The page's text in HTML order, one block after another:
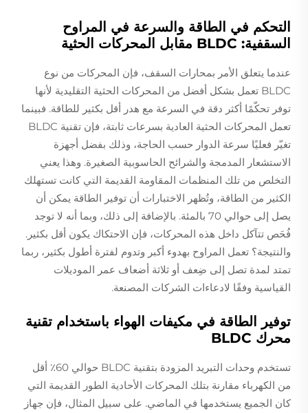
التحكم في الطاقة والسرعة في المراوح
السقفية: BLDC مقابل المحركات الحثية
عندما يتعلق الأمر بمحارات السقف، فإن المحركات من نوع
BLDC تعمل بشكل أفضل من المحركات الحثية التقليدية لأنها
توفر تحكّمًا أكثر دقة في السرعة مع هدر أقل بكثير للطاقة. فبينما
تعمل المحركات الحثية العادية بسرعات ثابتة، فإن تقنية BLDC
تغيّر فعليًا سرعة الدوار حسب الحاجة، وذلك بفضل أجهزة
الاستشعار المدمجة والشرائح الحاسوبية الصغيرة. وهذا يعني
التخلص من تلك المنظمات المقاومة القديمة التي كانت تستهلك
الكثير من الطاقة، وتُظهر الاختبارات أن توفير الطاقة يمكن أن
يصل إلى حوالي 70 بالمئة. بالإضافة إلى ذلك، وبما أنه لا توجد
فُحَص تتآكل داخل هذه المحركات، فإن الاحتكاك يكون أقل بكثير.
والنتيجة؟ تعمل المراوح بهدوء أكبر وتدوم لفترة أطول بكثير، ربما
تمتد لمدة تصل إلى ضِعف أو ثلاثة أضعاف عمر الموديلات
القياسية وفقًا لادعاءات الشركات المصنعة.
توفير الطاقة في مكيفات الهواء باستخدام تقنية
محرك BLDC
تستخدم وحدات التبريد المزودة بتقنية BLDC حوالي 60٪ أقل
من الكهرباء مقارنة بتلك المحركات الأحادية الطور القديمة التي
كان الجميع يستخدمها في الماضي. على سبيل المثال، فإن جهاز